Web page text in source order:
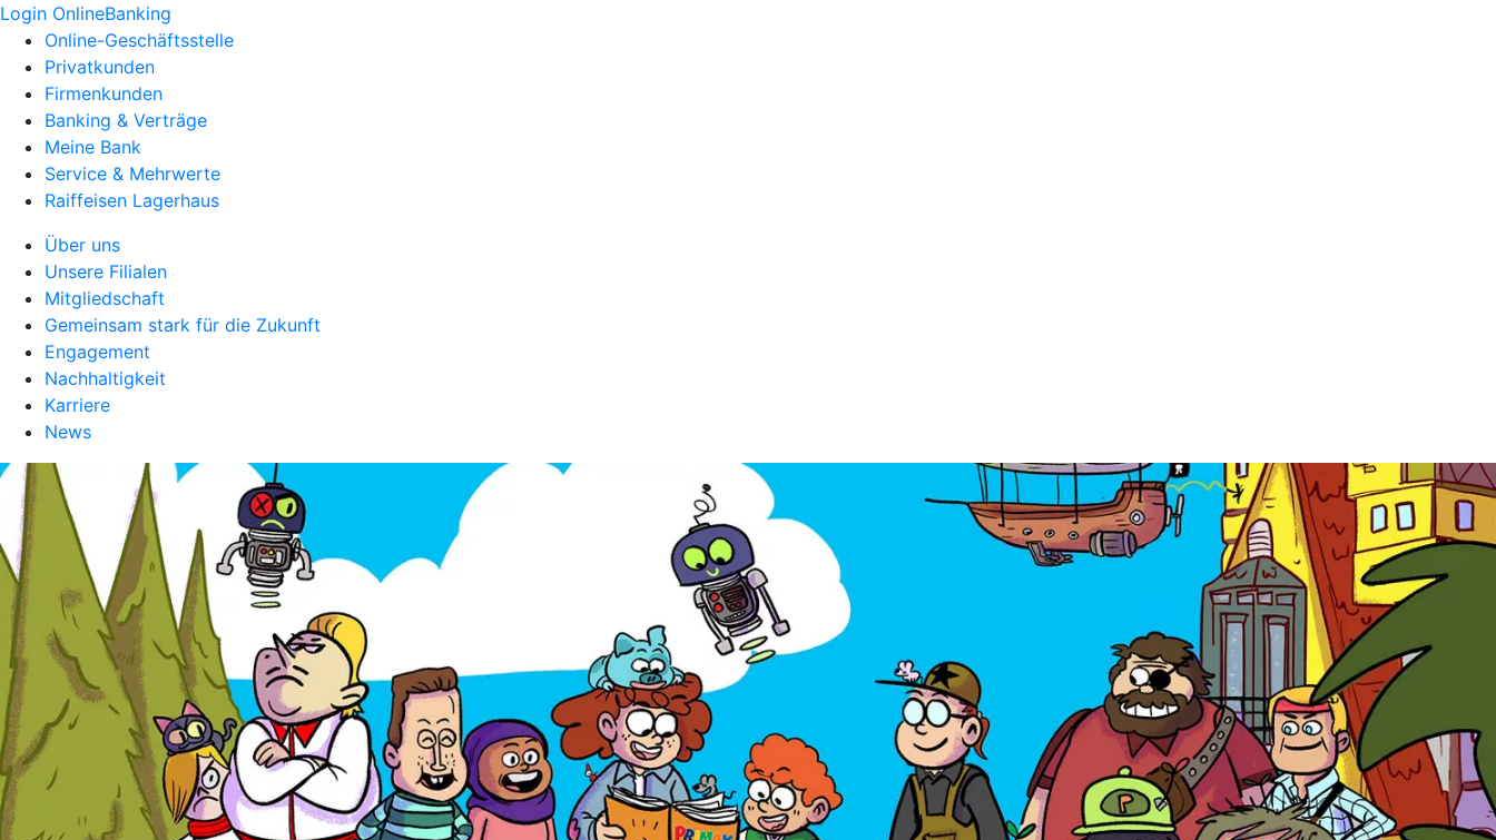
Login OnlineBanking
Online-Geschäftsstelle
Privatkunden
Firmenkunden
Banking & Verträge
Meine Bank
Service & Mehrwerte
Raiffeisen Lagerhaus
Über uns
Unsere Filialen
Mitgliedschaft
Gemeinsam stark für die Zukunft
Engagement
Nachhaltigkeit
Karriere
News